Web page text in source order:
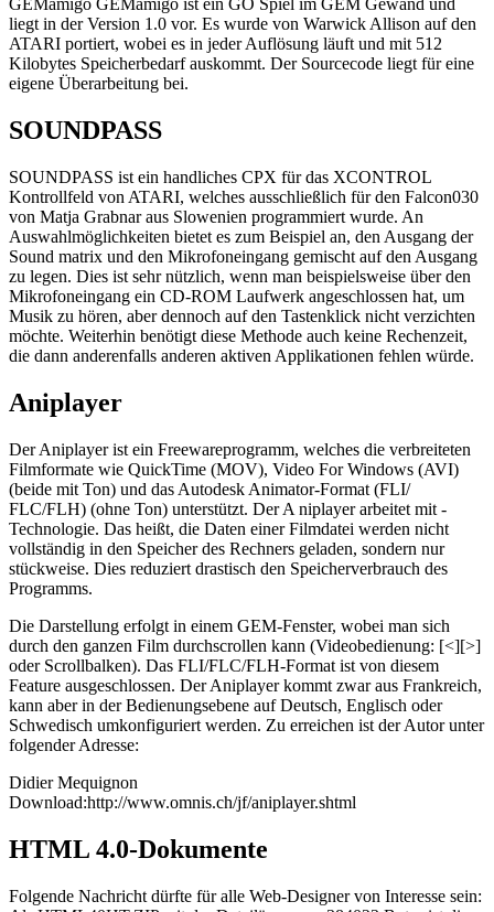
GEMamigo GEMamigo ist ein GO Spiel im GEM Gewand und
liegt in der Version 1.0 vor. Es wurde von Warwick Allison auf den
ATARI portiert, wobei es in jeder Auflösung läuft und mit 512
Kilobytes Speicherbedarf auskommt. Der Sourcecode liegt für eine
eigene Überarbeitung bei.
SOUNDPASS
SOUNDPASS ist ein handliches CPX für das XCONTROL
Kontrollfeld von ATARI, welches ausschließlich für den Falcon030
von Matja Grabnar aus Slowenien programmiert wurde. An
Auswahlmöglichkeiten bietet es zum Beispiel an, den Ausgang der
Sound matrix und den Mikrofoneingang gemischt auf den Ausgang
zu legen. Dies ist sehr nützlich, wenn man beispielsweise über den
Mikrofoneingang ein CD-ROM Laufwerk angeschlossen hat, um
Musik zu hören, aber dennoch auf den Tastenklick nicht verzichten
möchte. Weiterhin benötigt diese Methode auch keine Rechenzeit,
die dann anderenfalls anderen aktiven Applikationen fehlen würde.
Aniplayer
Der Aniplayer ist ein Freewareprogramm, welches die verbreiteten
Filmformate wie QuickTime (MOV), Video For Windows (AVI)
(beide mit Ton) und das Autodesk Animator-Format (FLI/
FLC/FLH) (ohne Ton) unterstützt. Der A niplayer arbeitet mit -
Technologie. Das heißt, die Daten einer Filmdatei werden nicht
vollständig in den Speicher des Rechners geladen, sondern nur
stückweise. Dies reduziert drastisch den Speicherverbrauch des
Programms.
Die Darstellung erfolgt in einem GEM-Fenster, wobei man sich
durch den ganzen Film durchscrollen kann (Videobedienung: [<][>]
oder Scrollbalken). Das FLI/FLC/FLH-Format ist von diesem
Feature ausgeschlossen. Der Aniplayer kommt zwar aus Frankreich,
kann aber in der Bedienungsebene auf Deutsch, Englisch oder
Schwedisch umkonfiguriert werden. Zu erreichen ist der Autor unter
folgender Adresse:
Didier Mequignon
Download:http://www.omnis.ch/jf/aniplayer.shtml
HTML 4.0-Dokumente
Folgende Nachricht dürfte für alle Web-Designer von Interesse sein: